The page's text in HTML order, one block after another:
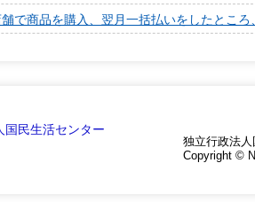
舗で商品を購入、翌月一括払いをしたとこ
独立行政法
Copyright ©